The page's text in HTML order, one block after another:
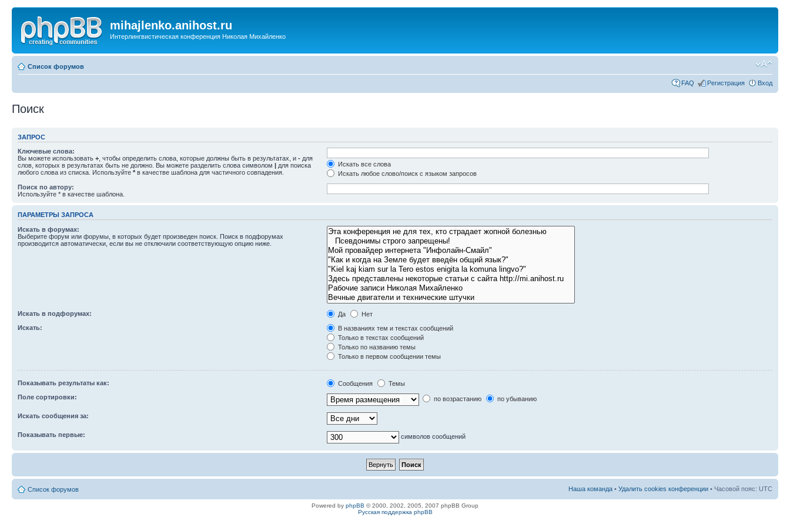
mihajlenko.anihost.ru
Интерлингвистическая конференция Николая Михайленко
Список форумов
FAQ Регистрация Вход
Поиск
ЗАПРОС
Ключевые слова:
Вы можете использовать + , чтобы определить слова, которые должны быть в результатах, и - для
слов, которых в результатах быть не должно. Вы можете разделить слова символом | для поиска
любого слова из списка. Используйте * в качестве шаблона для частичного совпадения.
Искать все слова
Искать любое слово/поиск с языком запросов
Поиск по автору:
Используйте * в качестве шаблона.
ПАРАМЕТРЫ ЗАПРОСА
Искать в форумах:
Выберите форум или форумы, в которых будет произведен поиск. Поиск в подфорумах
производится автоматически, если вы не отключили соответствующую опцию ниже.
Искать в подфорумах: Да
Нет
Искать:
В названиях тем и текстах сообщений
Только в текстах сообщений
Только по названию темы
Только в первом сообщении темы
Показывать результаты как: Сообщения
Темы
Поле сортировки:
по возрастанию по убыванию
Искать сообщения за:
Показывать первые: символов сообщений
Список форумов Наша команда • Удалить cookies конференции • Часовой пояс: UTC
Powered by phpBB © 2000, 2002, 2005, 2007 phpBB Group
Русская поддержка phpBB